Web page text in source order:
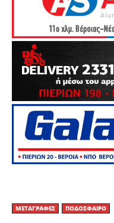
ΜΕΤΑΓΡΑΦΈΣ ΠΟΔΌΣΦΑΙΡΟ